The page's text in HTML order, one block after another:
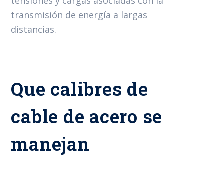
transmisión de energía a largas
distancias.
Que calibres de
cable de acero se
manejan